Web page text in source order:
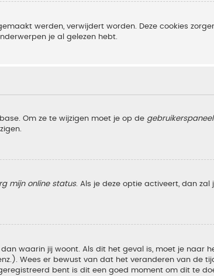
werden, verwijdert worden. Deze cookies
je al gelezen hebt.
Om ze te wijzigen moet je op de gebruikerspaneel
mijn online status. Als je deze optie activeert, dan
waarin jij woont. Als dit het geval is, moet je naar
Wees er bewust van dat het veranderen van de
bent is dit een goed moment om dit te